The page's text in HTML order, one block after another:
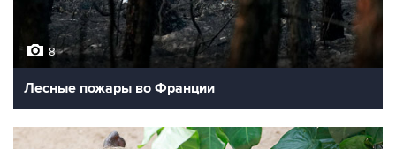
8
Лесные пожары во Франции